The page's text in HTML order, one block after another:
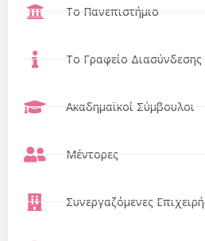
Το Πανεπιστήμιο
Το Γραφείο Διασύνδεσης
Ακαδημαϊκοί Σύμβουλοι
Μέντορες
Συνεργαζόμενες